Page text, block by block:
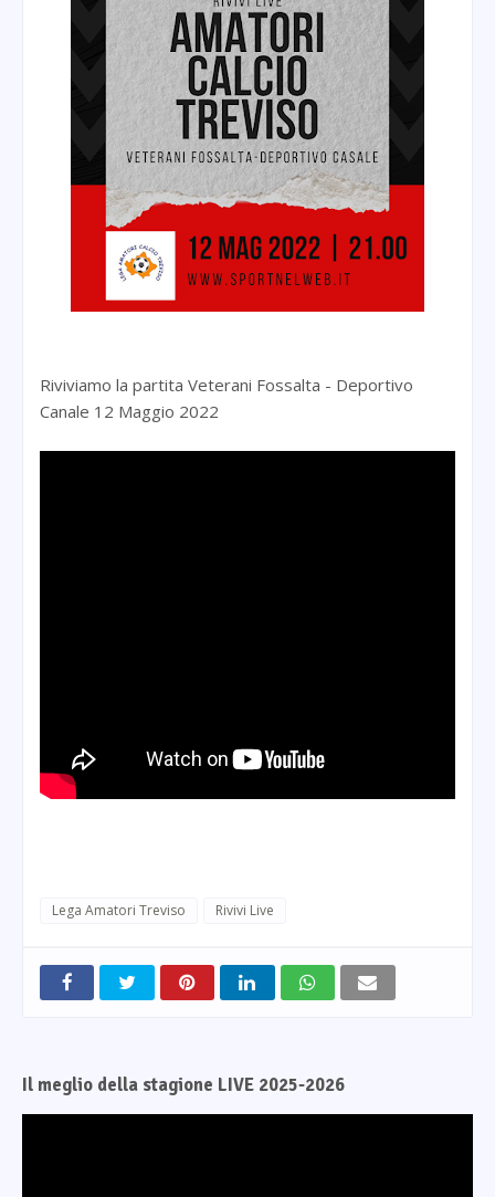
Riviviamo la partita Veterani Fossalta - Deportivo
Canale 12 Maggio 2022
Lega Amatori Treviso Rivivi Live
Il meglio della stagione LIVE 2025-2026